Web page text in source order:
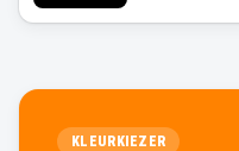
KLEURKIEZER